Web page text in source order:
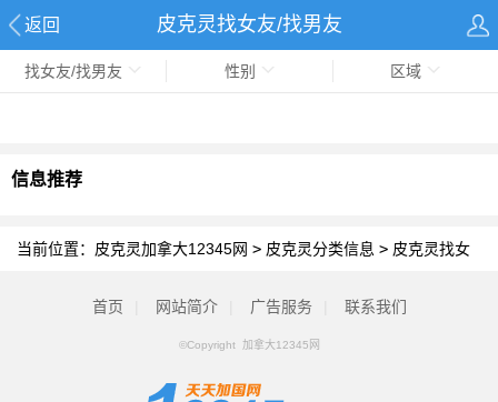
返回 皮克灵找女友/找男友
找女友/找男友 性别 区域
信息推荐
当前位置： 皮克灵加拿大12345网 > 皮克灵分类信息 > 皮克灵找女
首页 网站简介 广告服务 联系我们
©Copyright 加拿大12345网